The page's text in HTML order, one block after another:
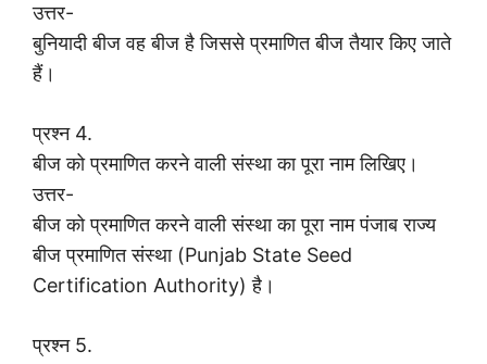
उत्तर-
बुनियादी बीज वह बीज है जिससे प्रमाणित बीज तैयार किए जाते
हैं।
प्रश्न 4.
बीज को प्रमाणित करने वाली संस्था का पूरा नाम लिखिए।
उत्तर-
बीज को प्रमाणित करने वाली संस्था का पूरा नाम पंजाब राज्य
बीज प्रमाणित संस्था (Punjab State Seed
Certification Authority) है।
प्रश्न 5.